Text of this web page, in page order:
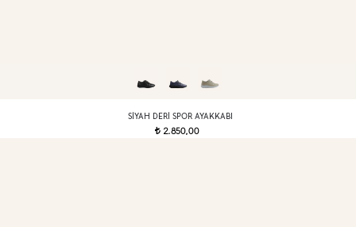
SIYAH DERI SPOR AYAKKABI
t 2.850,00